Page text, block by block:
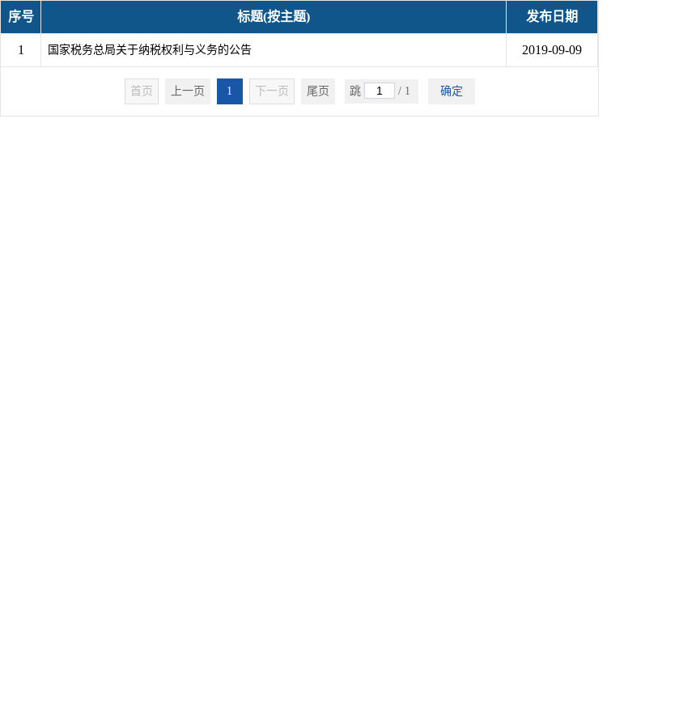
序号 标题(按主题) 发布日期
1 国家税务总局关于纳税权利与义务的公告 2019-09-09
首页 上一页 1 下一页 尾页 跳 / 1 确定